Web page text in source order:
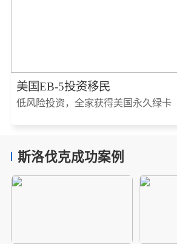
美国EB-5投资移民
低风险投资，全家获得美国永久绿卡
斯洛伐克成功案例